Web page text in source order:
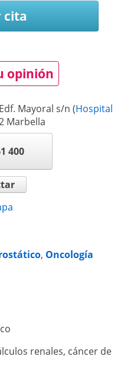
cita
opinión
Mayoral s/n (Hospital
Marbella
400
, Oncología
renales, cáncer de